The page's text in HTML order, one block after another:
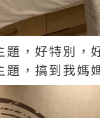
題，好特別，
題，搞到我媽